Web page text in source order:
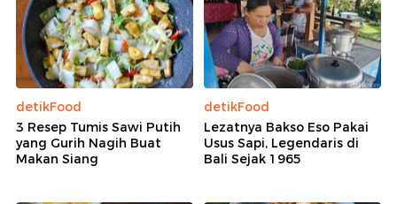
detikFood
3 Resep Tumis Sawi Putih
yang Gurih Nagih Buat
Makan Siang
detikFood
Lezatnya Bakso Eso Pakai
Usus Sapi, Legendaris di
Bali Sejak 1965